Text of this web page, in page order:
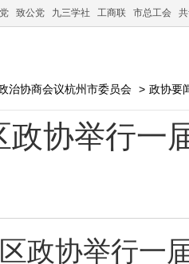
致公党 九三学社 工商联 市总工会
治协商会议杭州市委员会 > 政协要
政协举行一
政协举行一